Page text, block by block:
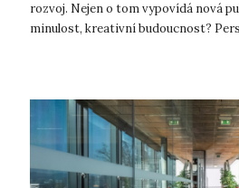
rozvoj. Nejen o tom vypovídá nová
minulost, kreativní budoucnost?